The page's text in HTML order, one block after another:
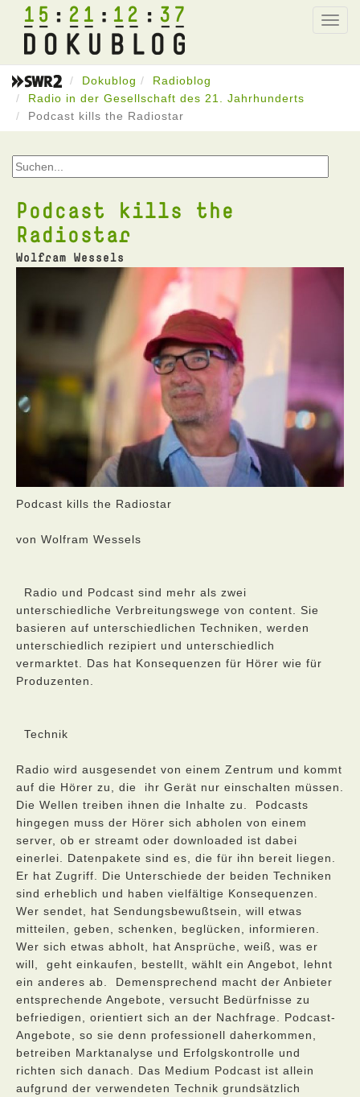
15 21 12 37
Dokublog
Radioblog
Radio in der Gesellschaft des 21. Jahrhunderts
Podcast kills the Radiostar
Podcast kills the
Radiostar
Wolfram Wessels
Podcast kills the Radiostar
von Wolfram Wessels
Radio und Podcast sind mehr als zwei
unterschiedliche Verbreitungswege von content. Sie
basieren auf unterschiedlichen Techniken, werden
unterschiedlich rezipiert und unterschiedlich
vermarktet. Das hat Konsequenzen für Hörer wie für
Produzenten.
Technik
Radio wird ausgesendet von einem Zentrum und kommt
auf die Hörer zu, die ihr Gerät nur einschalten müssen.
Die Wellen treiben ihnen die Inhalte zu. Podcasts
hingegen muss der Hörer sich abholen von einem
server, ob er streamt oder downloaded ist dabei
einerlei. Datenpakete sind es, die für ihn bereit liegen.
Er hat Zugriff. Die Unterschiede der beiden Techniken
sind erheblich und haben vielfältige Konsequenzen.
Wer sendet, hat Sendungsbewußtsein, will etwas
mitteilen, geben, schenken, beglücken, informieren.
Wer sich etwas abholt, hat Ansprüche, weiß, was er
will, geht einkaufen, bestellt, wählt ein Angebot, lehnt
ein anderes ab. Demensprechend macht der Anbieter
entsprechende Angebote, versucht Bedürfnisse zu
befriedigen, orientiert sich an der Nachfrage. Podcast-
Angebote, so sie denn professionell daherkommen,
betreiben Marktanalyse und Erfolgskontrolle und
richten sich danach. Das Medium Podcast ist allein
aufgrund der verwendeten Technik grundsätzlich